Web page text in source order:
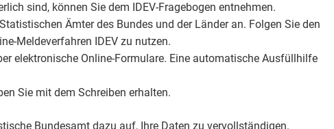
sind, können Sie dem IDEV-Fragebogen entnehmen.
Ämter des Bundes und der Länder an. Folgen Sie den
Meldeverfahren IDEV zu nutzen.
elektronische Online-Formulare. Eine automatische Ausfüllhilfe
Sie mit dem Schreiben erhalten.
Bundesamt dazu auf, Ihre Daten zu vervollständigen.